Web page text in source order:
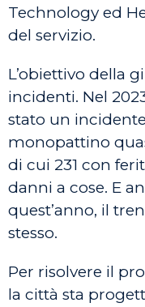
Technology ed
del servizio.
L’obiettivo della
incidenti. Nel
stato un
monopattino
di cui 231 con
danni a cose. E
quest’anno, il
stesso.
Per risolvere il
la città sta